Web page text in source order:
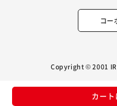
カート
コー
Copyright © 2001